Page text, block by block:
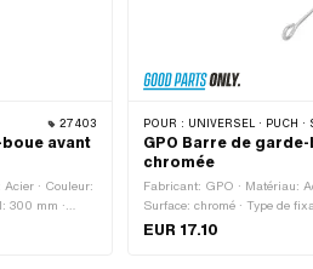
27403
avant
· Couleur:
300 mm ·
· Ø trou de
POUR : UNIVERSEL · PUCH ·
GPO Barre de
chromée
Fabricant: GPO · Matériau:
Surface: chromé · Type de
roues: 19 " · Longueur totale:
EUR 17.10